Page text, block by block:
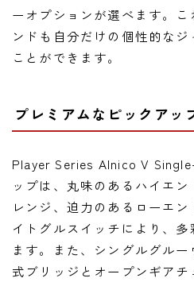
ーオプションが選べます。
ンドも自分だけの個性的な
ことができます。
プレミアムなピックアッ
Player Series Alnico V
ップは、丸味のあるハイエ
レンジ、迫力のあるローエ
イトグルスイッチにより、
ます。また、シングルグル
式ブリッジとオープンギア